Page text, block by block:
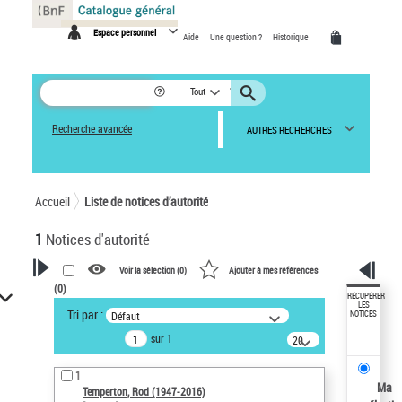
Espace personnel Aide Une question ? Historique
Tout
Recherche avancée AUTRES RECHERCHES
Accueil Liste de notices d’autorité
1 Notices d'autorité
VOTRE RECHERCHE
Recherche avancée dans les
notices d’autorité
Œuvres liées à l'auteur :
Temperton, Rod (1947-2016)
Voir la sélection (0) Ajouter à mes références
(0)
Tri par : Défaut
sur 1
20
résultats/page
1
Temperton, Rod (1947-2016)
RÉCUPÉRER
LES
NOTICES
Ma
Panneau de gestion des cookies